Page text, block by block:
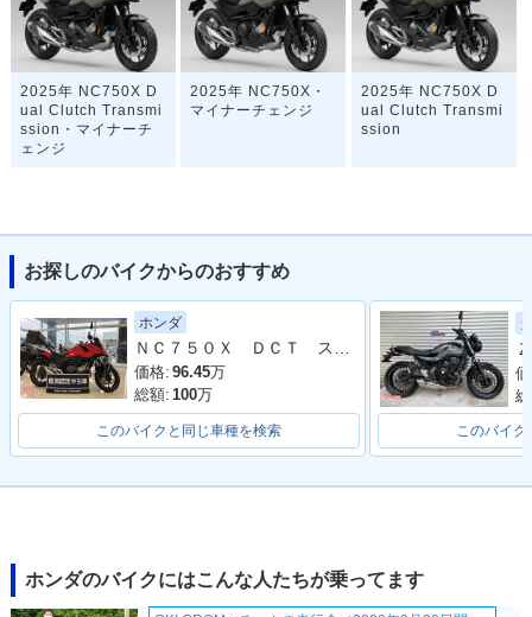
2025年 NC750X D
ual Clutch Transmi
ssion・マイナーチ
ェンジ
2025年 NC750X・
マイナーチェンジ
2025年 NC750X D
ual Clutch Transmi
ssion
2025年 NC750X
ual Clutch Transmi
ssion・カラーチェ
ンジ
2023年 NC750X・
カラーチェンジ
2021年 NC750X D
ual Clutch Transmi
ssion・フルモデル
2021年 NC750X・
フルモデルチェンジ
2021年 NC750X D
ual Clutch Transmi
ssion
お探しのバイクからのおすすめ
ホンダ
価格: 96.45万
総額: 100万
このバイクと同じ車種を検索 このバイク
ホンダのバイクにはこんな人たちが乗ってます